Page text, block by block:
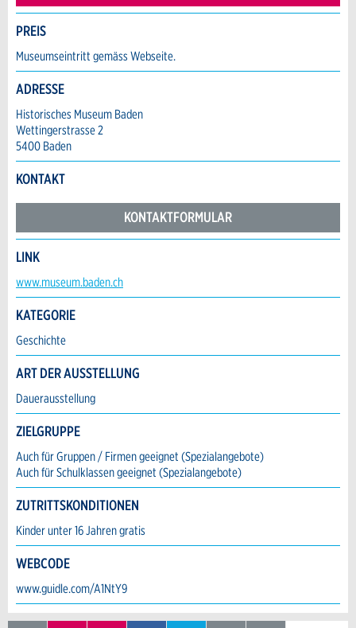
* Eingabe erforderlich
Mail an guidle übermittelt.
NACHRICHT SENDEN
Schliessen
* Eingabe erforderlich
ANZEIGE WEITEREMPFEHLEN
Vorname / Nachname *:
Firma / Organisation:
Adresszusatz:
Strasse und Nr. *:
PLZ / Ort *:
E-Mail *:
Telefon *:
Nachricht:
* Pflichtfeld
Kopie der E-Mail an guidle gesendet.
This site is protected by reCAPTCHA and the Google
Privacy PolicyandTerms of Service
SCHLIESSEN
PREIS
Museumseintritt gemäss Webseite.
ADRESSE
Historisches Museum Baden
Wettingerstrasse 2
5400 Baden
KONTAKT
KONTAKTFORMULAR
Kontakt
Verfassen Sie eine Nachricht für die Kontaktpersonen dieser
Anzeige.
Adresse
LINK
www.museum.baden.ch
KATEGORIE
Geschichte
ART DER AUSSTELLUNG
Dauerausstellung
ZIELGRUPPE
Auch für Gruppen / Firmen geeignet (Spezialangebote)
Auch für Schulklassen geeignet (Spezialangebote)
ZUTRITTSKONDITIONEN
Kinder unter 16 Jahren gratis
WEBCODE
www.guidle.com/A1NtY9
Anzeige beanstanden